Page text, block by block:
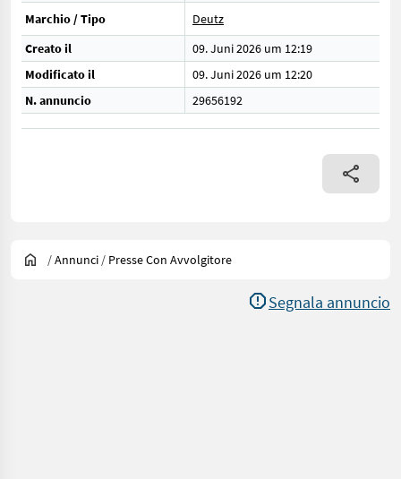
Marchio / Tipo
Deutz
Creato il
09. Juni 2026 um 12:19
Modificato il
09. Juni 2026 um 12:20
N. annuncio
29656192
/Annunci / Presse Con Avvolgitore
Segnala annuncio